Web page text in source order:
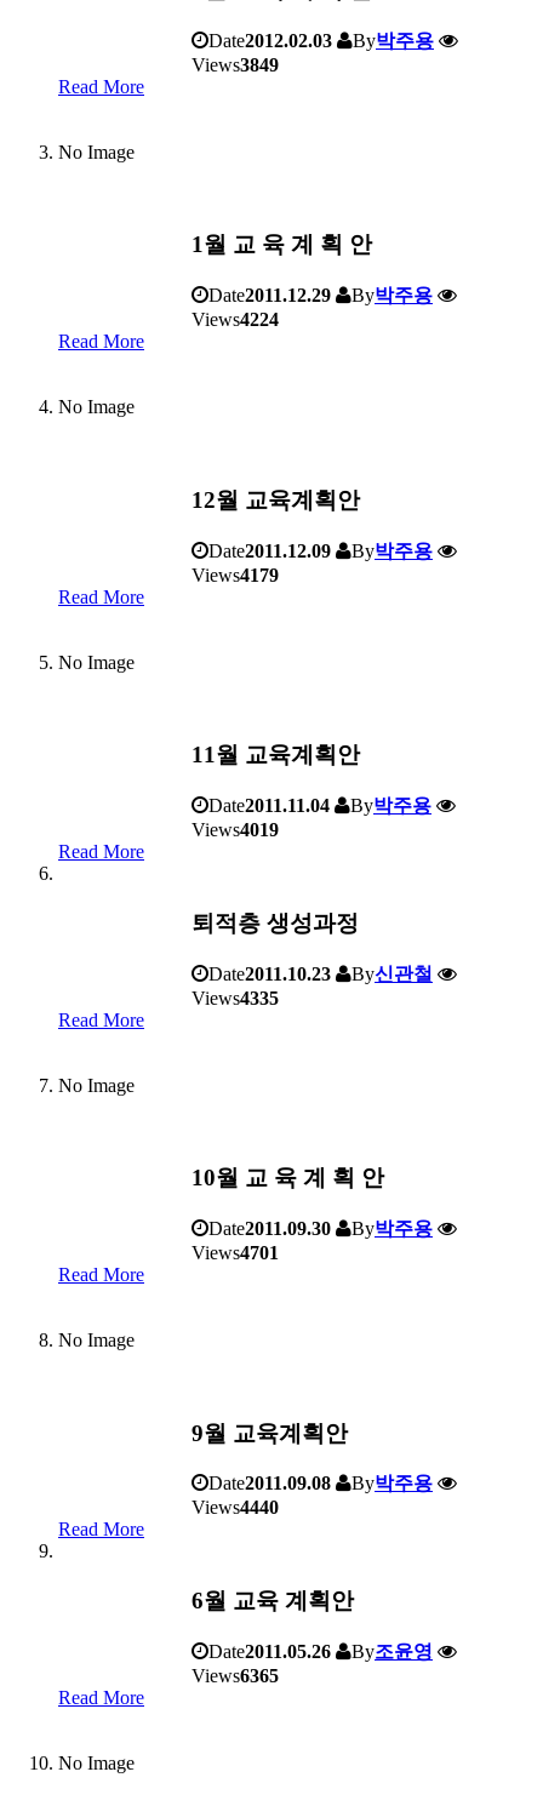
Date2012.02.03 By박주용
Views3849
Read More
No Image
1월 교 육 계 획 안
Date2011.12.29 By박주용
Views4224
Read More
No Image
12월 교육계획안
Date2011.12.09 By박주용
Views4179
Read More
No Image
11월 교육계획안
Date2011.11.04 By박주용
Views4019
Read More
퇴적층 생성과정
Date2011.10.23 By신관철
Views4335
Read More
No Image
10월 교 육 계 획 안
Date2011.09.30 By박주용
Views4701
Read More
No Image
9월 교육계획안
Date2011.09.08 By박주용
Views4440
Read More
6월 교육 계획안
Date2011.05.26 By조윤영
Views6365
Read More
No Image